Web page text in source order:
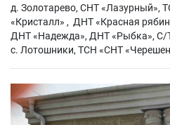
д. Золотарево, СНТ «Лазурный»,
«Кристалл» , ДНТ «Красная
ДНТ «Надежда», ДНТ «Рыбка», С/
с. Лотошники, ТСН «СНТ